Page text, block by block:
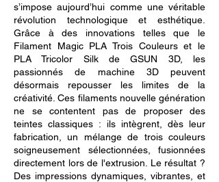
s’impose aujourd’hui comme une véritable
révolution technologique et esthétique.
Grâce à des innovations telles que le
Filament Magic PLA Trois Couleurs et le
PLA Tricolor Silk de GSUN 3D, les
passionnés de machine 3D peuvent
désormais repousser les limites de la
créativité. Ces filaments nouvelle génération
ne se contentent pas de proposer des
teintes classiques : ils intègrent, dès leur
fabrication, un mélange de trois couleurs
soigneusement sélectionnées, fusionnées
directement lors de l'extrusion. Le résultat ?
Des impressions dynamiques, vibrantes, et